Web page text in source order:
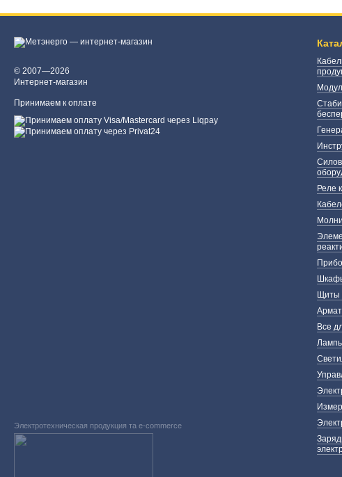
© 2007—2026
Интернет-магазин
Принимаем к оплате
Реле
Щиты
Все
Электротехническая продукция та e-commerce